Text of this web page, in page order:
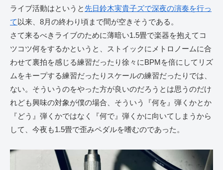
ライブ活動はというと 先日鈴木実貴子ズで深夜の演奏を行っ
て 以来、8月の終わり頃まで間が空きそうである。
さて来るべきライブのために薄暗い1.5畳で楽器を抱えてコ
ツコツ何をするかというと、ストイックにメトロノームに合
わせて裏拍を感じる練習だったり徐々にBPMを倍にしてリズ
ムをキープする練習だったりスケールの練習だったりでは、
ない。そういうのをやった方が良いのだろうとは思うのだけ
れども興味の対象が僕の場合、そういう『何を』弾くかとか
『どう』弾くかではなく『何で』弾くかに向いてしまうから
して、今夜も1.5畳で歪みペダルを嗜むのであった。